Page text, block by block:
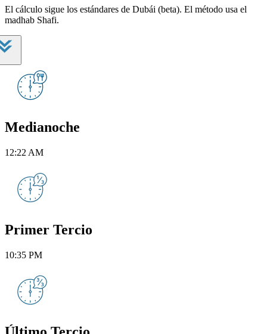
El cálculo sigue los estándares de Dubái (beta). El método usa el
madhab Shafi.
Medianoche
12:22 AM
Primer Tercio
10:35 PM